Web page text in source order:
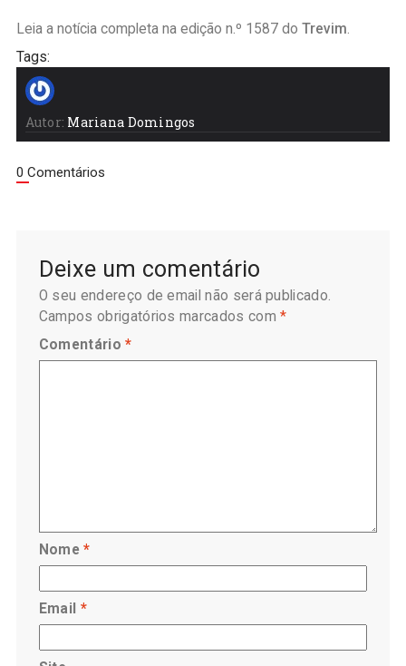
Leia a notícia completa na edição n.º 1587 do Trevim.
Tags:
Autor: Mariana Domingos
0 Comentários
Deixe um comentário
O seu endereço de email não será publicado.
Campos obrigatórios marcados com*
Comentário*
Nome*
Email *